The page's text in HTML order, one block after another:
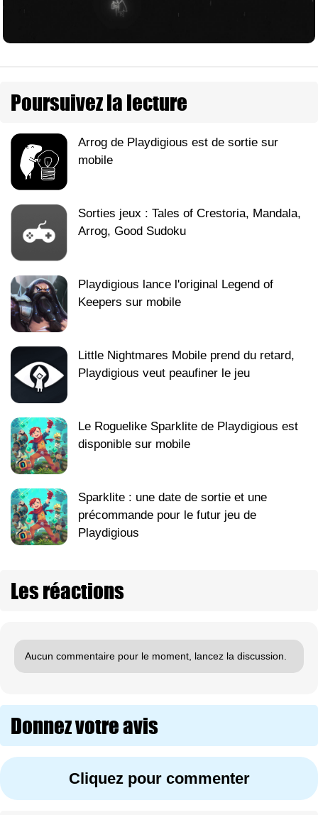
Poursuivez la lecture
Arrog de Playdigious est de sortie sur
mobile
Sorties jeux : Tales of Crestoria, Mandala,
Arrog, Good Sudoku
Playdigious lance l'original Legend of
Keepers sur mobile
Little Nightmares Mobile prend du retard,
Playdigious veut peaufiner le jeu
Le Roguelike Sparklite de Playdigious est
disponible sur mobile
Sparklite : une date de sortie et une
précommande pour le futur jeu de
Playdigious
Les réactions
Aucun commentaire pour le moment, lancez la discussion.
Donnez votre avis
Cliquez pour commenter